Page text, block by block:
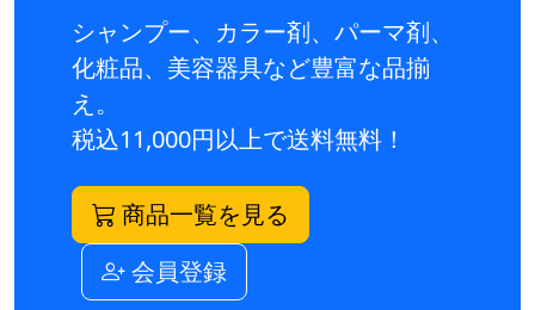
シャンプー、カラー剤、パーマ剤、
化粧品、美容器具など豊富な品揃
え。
税込11,000円以上で送料無料！
商品一覧を見る
会員登録